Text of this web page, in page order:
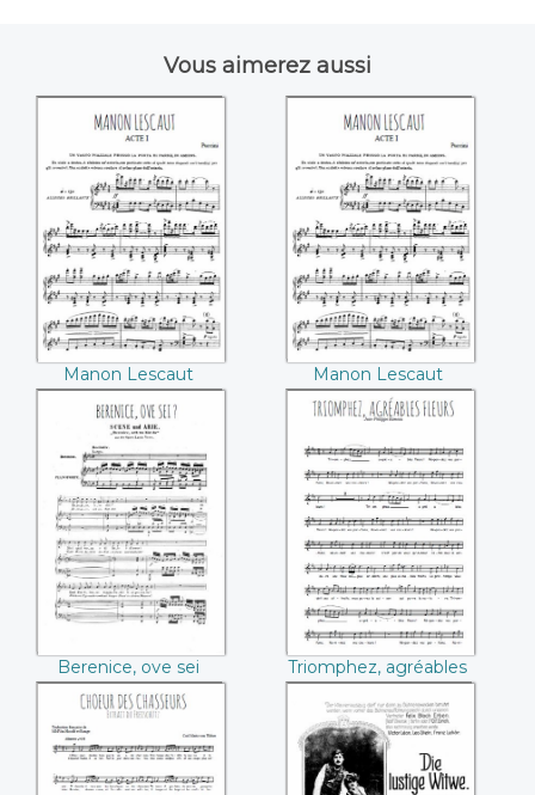
Vous aimerez aussi
Manon Lescaut
((Giacomo Puccini))
Manon Lescaut
(Giacomo Puccini)
Manon Lescaut
(Giacomo Puccini)
Manon Lescaut
(Giacomo Puccini)
Berenice, ove sei
(Christoph
Willibald Gluck)
Berenice, ove sei
(Christoph Willibald
Gluck)
Triomphez,
agréables fleurs
(Jean-Philippe
Rameau)
Triomphez, agréables
fleurs (Jean-Philippe
Rameau)
Choeur des
La veuve joyeuse